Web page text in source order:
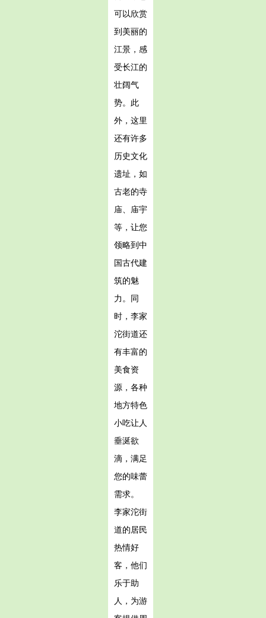
可以欣赏
到美丽的
江景，感
受长江的
壮阔气
势。此
外，这里
还有许多
历史文化
遗址，如
古老的寺
庙、庙宇
等，让您
领略到中
国古代建
筑的魅
力。同
时，李家
沱街道还
有丰富的
美食资
源，各种
地方特色
小吃让人
垂涎欲
滴，满足
您的味蕾
需求。
李家沱街
道的居民
热情好
客，他们
乐于助
人，为游